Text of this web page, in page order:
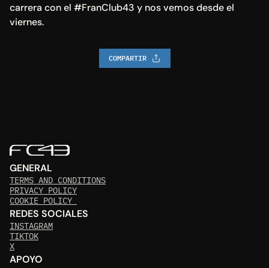
carrera con el #FranClub43 y nos vemos desde el
viernes.
COMPARTIR
GENERAL
TERMS AND CONDITIONS
PRIVACY POLICY
COOKIE POLICY
REDES SOCIALES
INSTAGRAM
TIKTOK
X
APOYO